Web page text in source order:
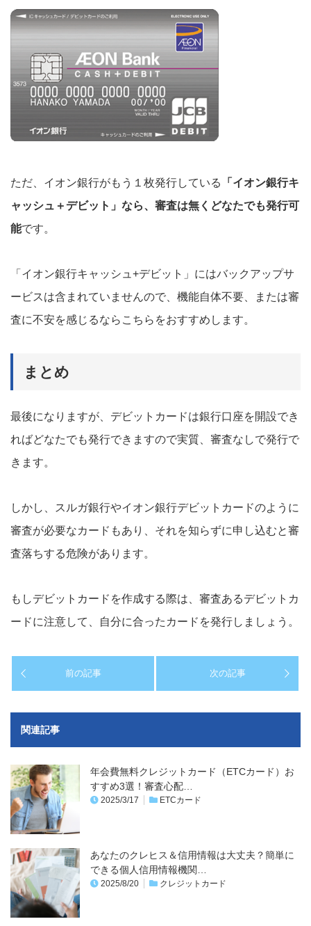
ただ、イオン銀行がもう１枚発行している
「イオン銀行キ
ャッシュ＋デビット」なら、審査は無くどなたでも発行可
能です。
「イオン銀行キャッシュ+デビット」にはバックアップサ
ービスは含まれていませんので、機能自体不要、または審
査に不安を感じるならこちらをおすすめします。
まとめ
最後になりますが、デビットカードは銀行口座を開設でき
ればどなたでも発行できますので実質、審査なしで発行で
きます。
しかし、スルガ銀行やイオン銀行デビットカードのように
審査が必要なカードもあり、それを知らずに申し込むと審
査落ちする危険があります。
もしデビットカードを作成する際は、審査あるデビットカ
ードに注意して、自分に合ったカードを発行しましょう。
前の記事 次の記事
関連記事
年会費無料クレジットカード（ETCカード）お
すすめ3選！審査心配…
2025/3/17 ETCカード
あなたのクレヒス＆信用情報は大丈夫？簡単に
できる個人信用情報機関…
2025/8/20 クレジットカード